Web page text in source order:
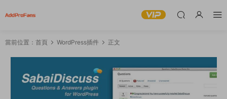
當前位置： 首頁 WordPress插件 正文